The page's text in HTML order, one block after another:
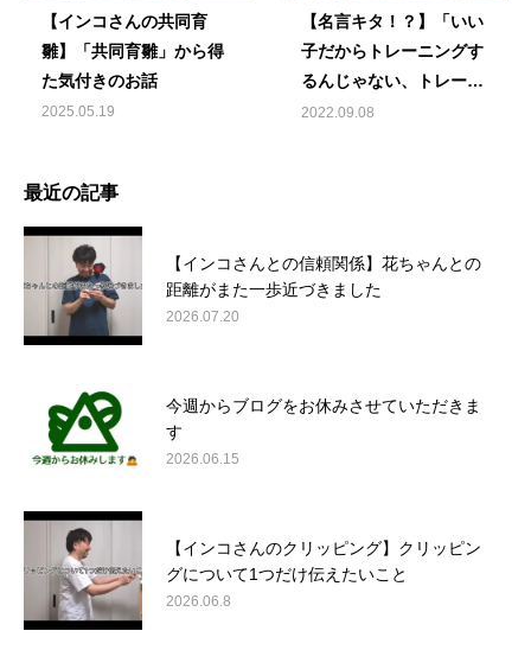
【インコさんの共同育
雛】「共同育雛」から得
た気付きのお話
2025.05.19
【名言キタ！？】「いい
子だからトレーニングす
るんじゃない、トレーニ
ングするからいい子にな
2022.09.08
最近の記事
【インコさんとの信頼関係】花ちゃんとの
距離がまた一歩近づきました
2026.07.20
今週からブログをお休みさせていただきま
す
2026.06.15
【インコさんのクリッピング】クリッピン
グについて1つだけ伝えたいこと
2026.06.8